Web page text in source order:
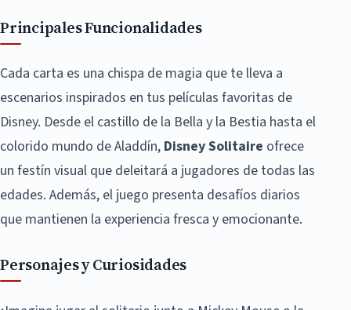
Principales Funcionalidades
Cada carta es una chispa de magia que te lleva a
escenarios inspirados en tus películas favoritas de
Disney. Desde el castillo de la Bella y la Bestia hasta el
colorido mundo de Aladdín, Disney Solitaire ofrece
un festín visual que deleitará a jugadores de todas las
edades. Además, el juego presenta desafíos diarios
que mantienen la experiencia fresca y emocionante.
Personajes y Curiosidades